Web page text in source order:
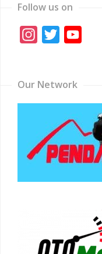
Follow us on
Instagram
Twitter
Our Network